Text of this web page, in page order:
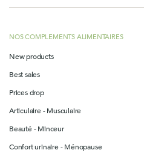
NOS COMPLEMENTS ALIMENTAIRES
New products
Best sales
Prices drop
Articulaire - Musculaire
Beauté - Minceur
Confort urinaire - Ménopause